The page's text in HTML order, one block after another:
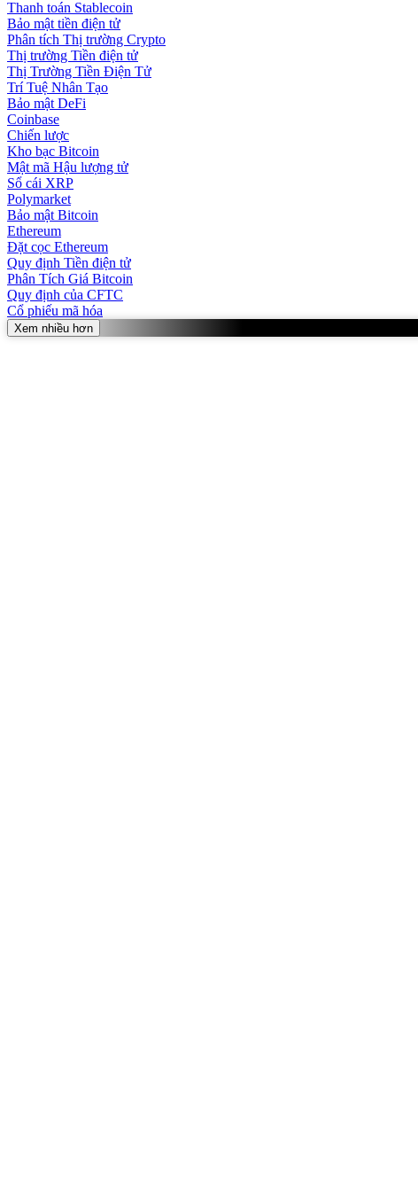
Thanh toán Stablecoin
Bảo mật tiền điện tử
Phân tích Thị trường Crypto
Thị trường Tiền điện tử
Thị Trường Tiền Điện Tử
Trí Tuệ Nhân Tạo
Bảo mật DeFi
Coinbase
Chiến lược
Kho bạc Bitcoin
Mật mã Hậu lượng tử
Sổ cái XRP
Polymarket
Bảo mật Bitcoin
Ethereum
Đặt cọc Ethereum
Quy định Tiền điện tử
Phân Tích Giá Bitcoin
Quy định của CFTC
Cổ phiếu mã hóa
Xem nhiều hơn